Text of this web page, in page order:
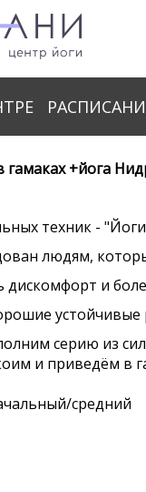
гамаках +йога
техник - "Йоги
людям,
и
устойчивые
серию из
и приведём в
средний